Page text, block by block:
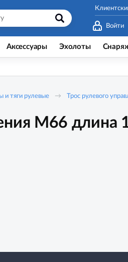
Войти
Аксессуары Эхолоты
и тяги рулевые
Трос рулевого
M66 длина